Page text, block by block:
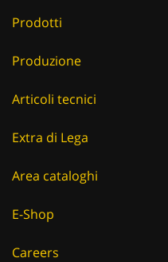
Prodotti
Produzione
Articoli tecnici
Extra di Lega
Area cataloghi
E-Shop
Careers